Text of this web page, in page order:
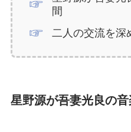
間
二人の交流を深
星野源が吾妻光良の